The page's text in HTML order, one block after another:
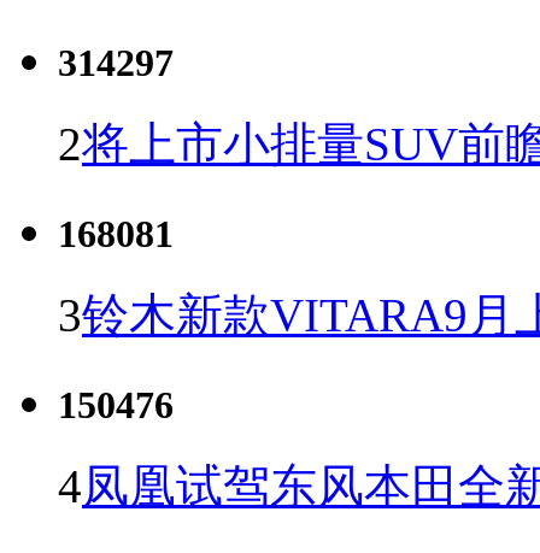
314297
2将上市小排量SUV前
168081
3铃木新款VITARA9月
150476
4凤凰试驾东风本田全